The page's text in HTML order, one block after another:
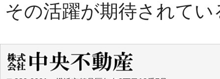
その活躍が期待されてい